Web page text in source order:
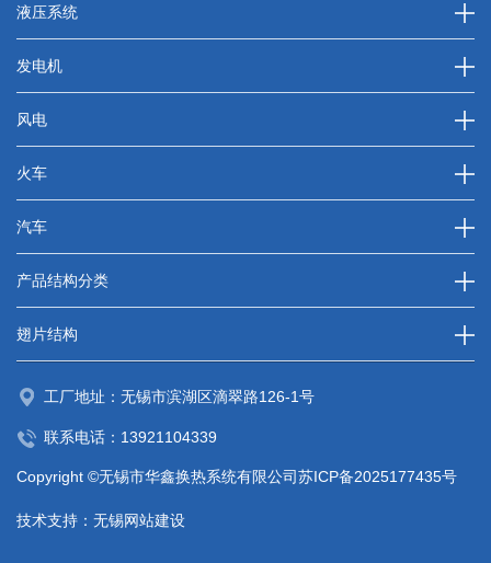
液压系统
发电机
风电
火车
汽车
产品结构分类
翅片结构
工厂地址：无锡市滨湖区滴翠路126-1号
联系电话： 13921104339
Copyright ©无锡市华鑫换热系统有限公司苏ICP备2025177435号
技术支持： 无锡网站建设